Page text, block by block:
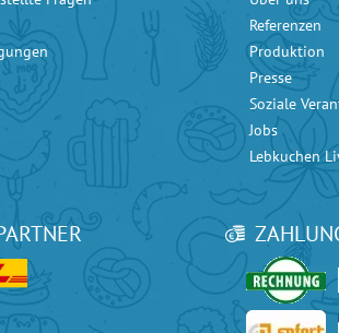
Referenzen
Produktion
Presse
Soziale
Jobs
Lebkuchen
Google mit 4.90 / 5 Sternen und beieKomimit